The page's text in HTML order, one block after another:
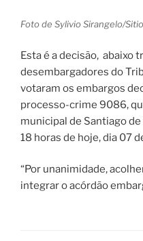
Foto de Sylivio Sirangelo/
Esta é a decisão, abaixo
desembargadores do
votaram os embargos
processo-crime 9086,
municipal de Santiago
18 horas de hoje, dia 07
“Por unanimidade,
integrar o acórdão